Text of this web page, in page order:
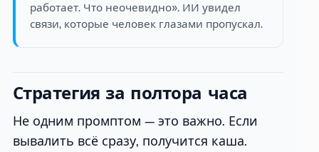
работает. Что неочевидно». ИИ увидел
связи, которые человек глазами пропускал.
Стратегия за полтора часа
Не одним промптом — это важно. Если
вывалить всё сразу, получится каша.